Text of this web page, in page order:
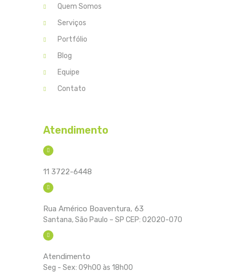
Quem Somos
Serviços
Portfólio
Blog
Equipe
Contato
Atendimento
11 3722-6448
Rua Américo Boaventura, 63
Santana, São Paulo – SP CEP: 02020-070
Atendimento
Seg - Sex: 09h00 às 18h00